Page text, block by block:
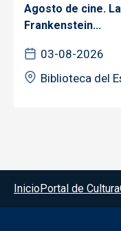
Agosto de cine.
Frankenstein...
03-08-2026
Biblioteca del
Menú del pie
InicioPortal de Cultura